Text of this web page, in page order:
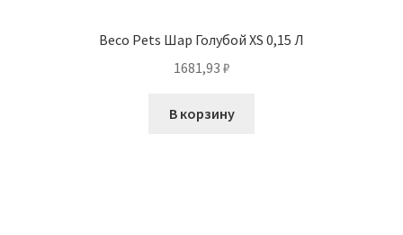
Beco Pets Шар Голубой XS 0,15 Л
1681,93 ₽
В корзину